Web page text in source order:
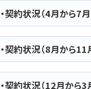
約状況（4月から7月
約状況（8月から11
約状況（12月から3